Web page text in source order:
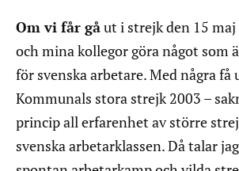
Om vi får gåut i strejk den 15
och mina kollegor göra något som
för svenska arbetare. Med några få
Kommunals stora strejk 2003 –
princip all erfarenhet av större
svenska arbetarklassen. Då talar